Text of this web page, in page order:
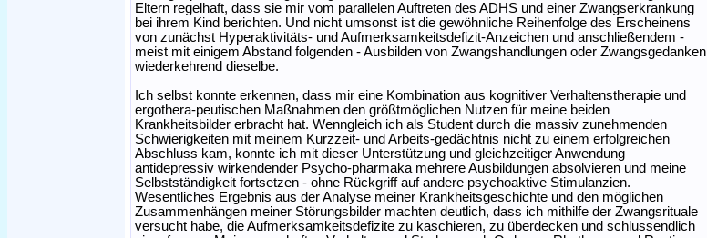
Eltern regelhaft, dass sie mir vom parallelen Auftreten des ADHS und einer Zwangserkrankung
bei ihrem Kind berichten. Und nicht umsonst ist die gewöhnliche Reihenfolge des Erscheinens
von zunächst Hyperaktivitäts- und Aufmerksamkeitsdefizit-Anzeichen und anschließendem -
meist mit einigem Abstand folgenden - Ausbilden von Zwangshandlungen oder Zwangsgedanken
wiederkehrend dieselbe.
Ich selbst konnte erkennen, dass mir eine Kombination aus kognitiver Verhaltenstherapie und
ergothera-peutischen Maßnahmen den größtmöglichen Nutzen für meine beiden
Krankheitsbilder erbracht hat. Wenngleich ich als Student durch die massiv zunehmenden
Schwierigkeiten mit meinem Kurzzeit- und Arbeits-gedächtnis nicht zu einem erfolgreichen
Abschluss kam, konnte ich mit dieser Unterstützung und gleichzeitiger Anwendung
antidepressiv wirkendender Psycho-pharmaka mehrere Ausbildungen absolvieren und meine
Selbstständigkeit fortsetzen - ohne Rückgriff auf andere psychoaktive Stimulanzien.
Wesentliches Ergebnis aus der Analyse meiner Krankheitsgeschichte und den möglichen
Zusammenhängen meiner Störungsbilder machten deutlich, dass ich mithilfe der Zwangsrituale
versucht habe, die Aufmerksamkeitsdefizite zu kaschieren, zu überdecken und schlussendlich